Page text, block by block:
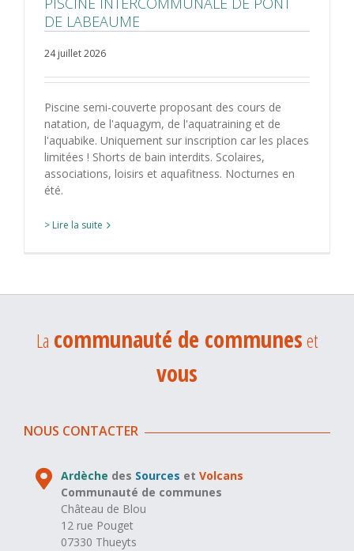
DE LABEAUME
24 juillet 2026
Piscine semi-couverte proposant des cours de
natation, de l'aquagym, de l'aquatraining et de
l'aquabike. Uniquement sur inscription car les places
limitées ! Shorts de bain interdits. Scolaires,
associations, loisirs et aquafitness. Nocturnes en
été.
> Lire la suite
La communauté de communeset
vous
NOUS CONTACTER
Ardèche des Sources etVolcans
Communauté de communes
Château de Blou
12 rue Pouget
07330 Thueyts